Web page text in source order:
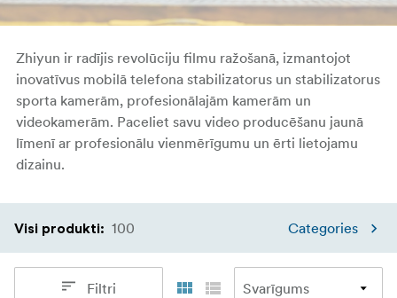
Zhiyun ir radījis revolūciju filmu ražošanā, izmantojot
inovatīvus mobilā telefona stabilizatorus un stabilizatorus
sporta kamerām, profesionālajām kamerām un
videokamerām. Paceliet savu video producēšanu jaunā
līmenī ar profesionālu vienmērīgumu un ērti lietojamu
dizainu.
Visi produkti: 100 Categories
Filtri